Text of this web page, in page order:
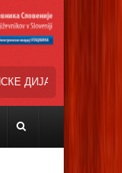
ЗАЛАГАЊА